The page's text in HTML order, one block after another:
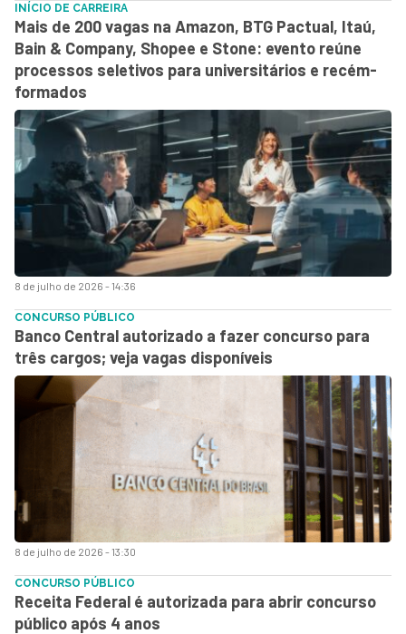
8 de julho de 2026 - 14:36
INÍCIO DE CARREIRA
Mais de 200 vagas na Amazon, BTG Pactual, Itaú,
Bain & Company, Shopee e Stone: evento reúne
processos seletivos para universitários e recém-
formados
8 de julho de 2026 - 13:30
CONCURSO PÚBLICO
Banco Central autorizado a fazer concurso para
três cargos; veja vagas disponíveis
CONCURSO PÚBLICO
Receita Federal é autorizada para abrir concurso
público após 4 anos